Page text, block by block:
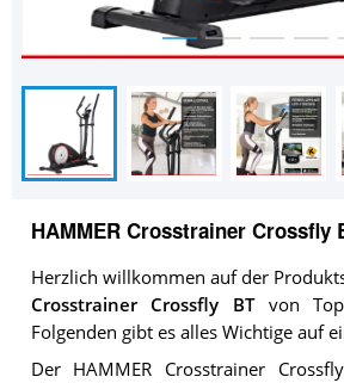
HAMMER Crosstrainer Crossfly
Herzlich willkommen auf der
Crosstrainer Crossfly BTvon
Folgenden gibt es alles Wichtige auf
Der HAMMER Crosstrainer